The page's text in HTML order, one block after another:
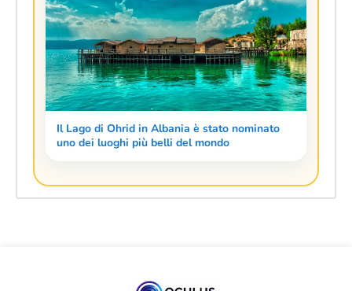
Il Lago di Ohrid in Albania è stato nominato
uno dei luoghi più belli del mondo